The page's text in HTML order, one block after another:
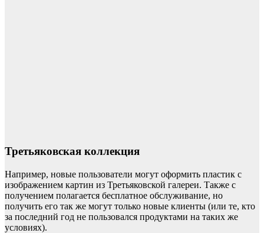
Третьяковская коллекция
Например, новые пользователи могут оформить пластик с
изображением картин из Третьяковской галереи. Также с
получением полагается бесплатное обслуживание, но
получить его так же могут только новые клиенты (или те, кто
за последний год не пользовался продуктами на таких же
условиях).